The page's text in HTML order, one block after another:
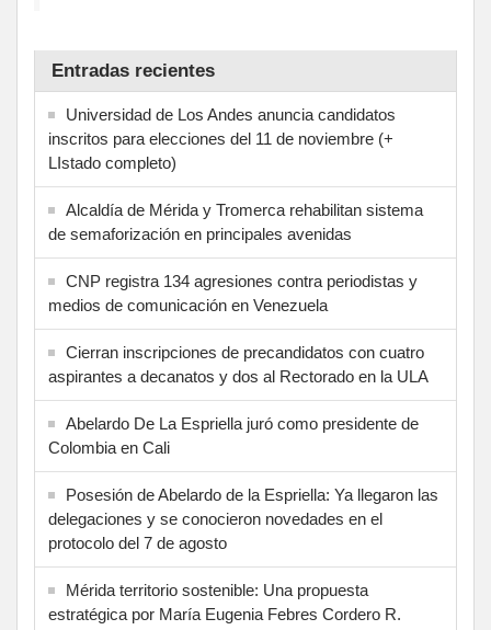
Entradas recientes
Universidad de Los Andes anuncia candidatos
inscritos para elecciones del 11 de noviembre (+
LIstado completo)
Alcaldía de Mérida y Tromerca rehabilitan sistema
de semaforización en principales avenidas
CNP registra 134 agresiones contra periodistas y
medios de comunicación en Venezuela
Cierran inscripciones de precandidatos con cuatro
aspirantes a decanatos y dos al Rectorado en la ULA
Abelardo De La Espriella juró como presidente de
Colombia en Cali
Posesión de Abelardo de la Espriella: Ya llegaron las
delegaciones y se conocieron novedades en el
protocolo del 7 de agosto
Mérida territorio sostenible: Una propuesta
estratégica por María Eugenia Febres Cordero R.